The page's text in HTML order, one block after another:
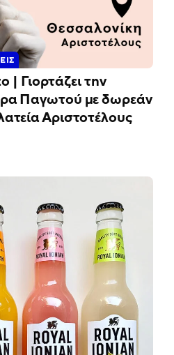
Γιορτάζει την
Παγωτού με δωρεάν
Αριστοτέλους